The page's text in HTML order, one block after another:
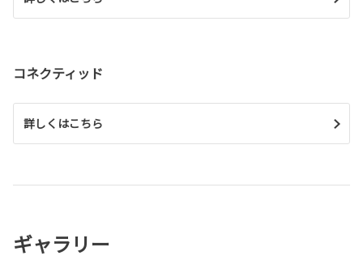
コネクティッド
詳しくはこちら
ギャラリー